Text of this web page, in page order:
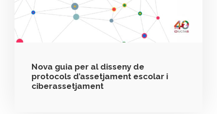
Nova guia per al disseny de
protocols d’assetjament escolar i
ciberassetjament